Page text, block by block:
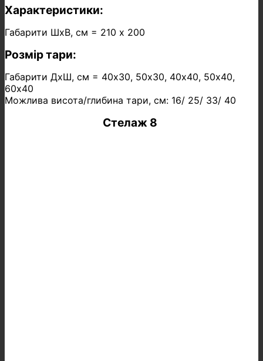
Характеристики:
Габарити ШхВ, см = 210 х 200
Розмір тари:
Габарити ДхШ, см = 40х30, 50х30, 40х40, 50х40,
60х40
Можлива висота/глибина тари, см: 16/ 25/ 33/ 40
Стелаж 8